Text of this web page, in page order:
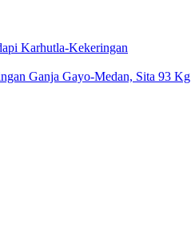
Karhutla-Kekeringan
Ganja Gayo-Medan, Sita 93 Kg